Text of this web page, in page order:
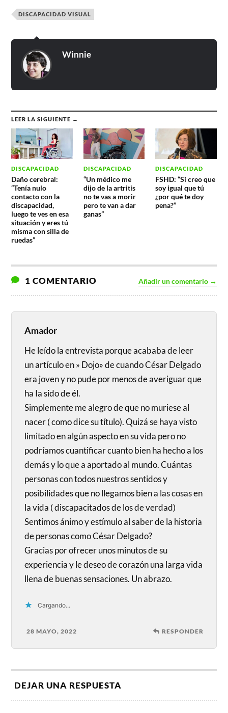
DISCAPACIDAD VISUAL
Winnie
LEER LA SIGUIENTE →
DISCAPACIDAD
Daño cerebral:
“Tenía nulo
contacto con la
discapacidad,
luego te ves en esa
situación y eres tú
misma con silla de
ruedas”
DISCAPACIDAD
“Un médico me
dijo de la artritis
no te vas a morir
pero te van a dar
ganas”
DISCAPACIDAD
FSHD: “Si creo que
soy igual que tú
¿por qué te doy
pena?”
1 COMENTARIO Añadir un comentario →
Amador
He leído la entrevista porque acababa de leer
un artículo en » Dojo» de cuando César Delgado
era joven y no pude por menos de averiguar que
ha Ia sido de él.
Simplemente me alegro de que no muriese al
nacer ( como dice su título). Quizá se haya visto
limitado en algún aspecto en su vida pero no
podríamos cuantificar cuanto bien ha hecho a los
demás y lo que a aportado al mundo. Cuántas
personas con todos nuestros sentidos y
posibilidades que no llegamos bien a las cosas en
la vida ( discapacitados de los de verdad)
Sentimos ánimo y estímulo al saber de la historia
de personas como César Delgado?
Gracias por ofrecer unos minutos de su
experiencia y le deseo de corazón una larga vida
llena de buenas sensaciones. Un abrazo.
Cargando...
28 MAYO, 2022 RESPONDER
DEJAR UNA RESPUESTA